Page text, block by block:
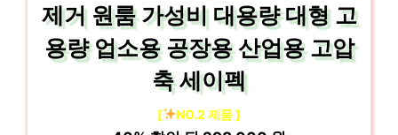
제거 원룸 가성비 대용량 대형 고
용량 업소용 공장용 산업용 고압
축 세이펙
[ NO.2 제품 ]